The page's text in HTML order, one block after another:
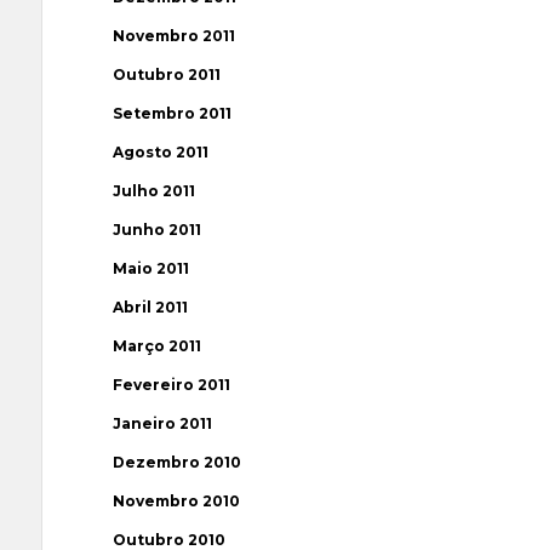
Novembro 2011
Outubro 2011
Setembro 2011
Agosto 2011
Julho 2011
Junho 2011
Maio 2011
Abril 2011
Março 2011
Fevereiro 2011
Janeiro 2011
Dezembro 2010
Novembro 2010
Outubro 2010